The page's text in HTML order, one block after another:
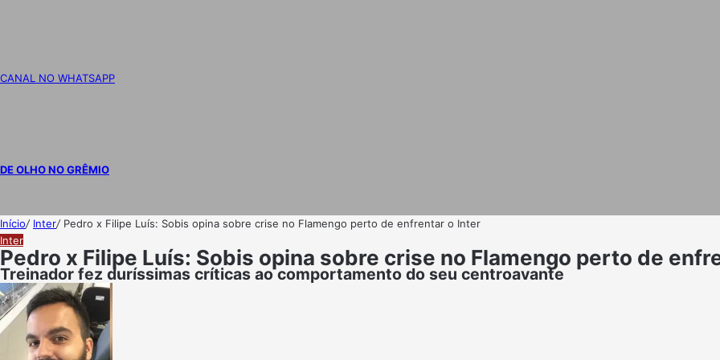
CANAL NO WHATSAPP
DE OLHO NO GRÊMIO
Início/ Inter/ Pedro x Filipe Luís: Sobis opina sobre crise no Flamengo perto de enfrentar o Inter
Inter
Pedro x Filipe Luís: Sobis opina sobre crise no Flamengo perto de
Treinador fez duríssimas críticas ao comportamento do seu centroavante